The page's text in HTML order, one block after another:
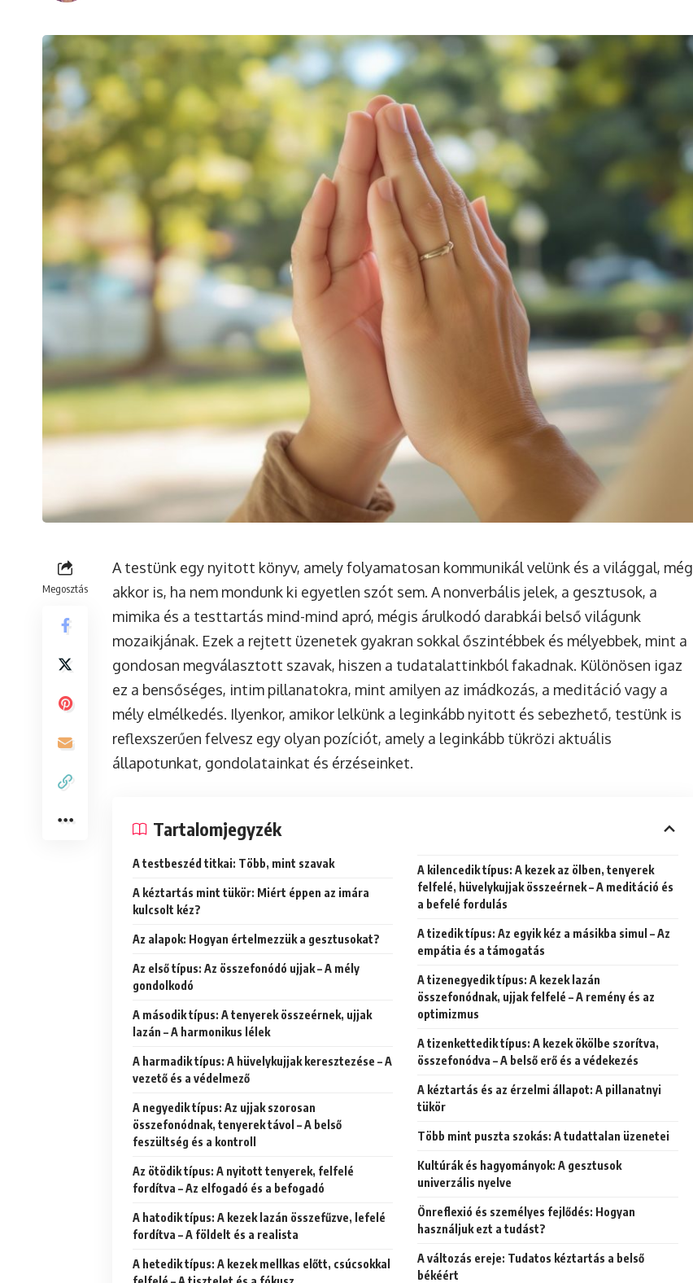
Megosztás
A testünk egy nyitott könyv, amely folyamatosan kommunikál velünk és a világgal, még
akkor is, ha nem mondunk ki egyetlen szót sem. A nonverbális jelek, a gesztusok, a
mimika és a testtartás mind-mind apró, mégis árulkodó darabkái belső világunk
mozaikjának. Ezek a rejtett üzenetek gyakran sokkal őszintébbek és mélyebbek, mint a
gondosan megválasztott szavak, hiszen a tudatalattinkból fakadnak. Különösen igaz
ez a bensőséges, intim pillanatokra, mint amilyen az imádkozás, a meditáció vagy a
mély elmélkedés. Ilyenkor, amikor lelkünk a leginkább nyitott és sebezhető, testünk is
reflexszerűen felvesz egy olyan pozíciót, amely a leginkább tükrözi aktuális
állapotunkat, gondolatainkat és érzéseinket.
Tartalomjegyzék
A testbeszéd titkai: Több, mint szavak
A kéztartás mint tükör: Miért éppen az imára
kulcsolt kéz?
Az alapok: Hogyan értelmezzük a gesztusokat?
Az első típus: Az összefonódó ujjak – A mély
gondolkodó
A második típus: A tenyerek összeérnek, ujjak
lazán – A harmonikus lélek
A harmadik típus: A hüvelykujjak keresztezése – A
vezető és a védelmező
A negyedik típus: Az ujjak szorosan
összefonódnak, tenyerek távol – A belső
feszültség és a kontroll
Az ötödik típus: A nyitott tenyerek, felfelé
fordítva – Az elfogadó és a befogadó
A hatodik típus: A kezek lazán összefűzve, lefelé
fordítva – A földelt és a realista
A hetedik típus: A kezek mellkas előtt, csúcsokkal
A kilencedik típus: A kezek az ölben, tenyerek
felfelé, hüvelykujjak összeérnek – A meditáció és
a befelé fordulás
A tizedik típus: Az egyik kéz a másikba simul – Az
empátia és a támogatás
A tizenegyedik típus: A kezek lazán
összefonódnak, ujjak felfelé – A remény és az
optimizmus
A tizenkettedik típus: A kezek ökölbe szorítva,
összefonódva – A belső erő és a védekezés
A kéztartás és az érzelmi állapot: A pillanatnyi
tükör
Több mint puszta szokás: A tudattalan üzenetei
Kultúrák és hagyományok: A gesztusok
univerzális nyelve
Önreflexió és személyes fejlődés: Hogyan
használjuk ezt a tudást?
A változás ereje: Tudatos kéztartás a belső
békéért